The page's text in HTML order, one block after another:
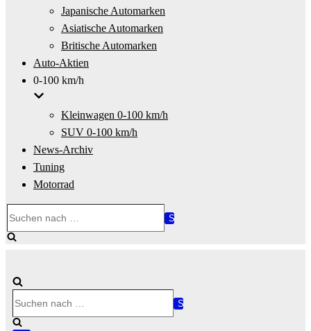
Japanische Automarken
Asiatische Automarken
Britische Automarken
Auto-Aktien
0-100 km/h
Kleinwagen 0-100 km/h
SUV 0-100 km/h
News-Archiv
Tuning
Motorrad
nach …
nach …